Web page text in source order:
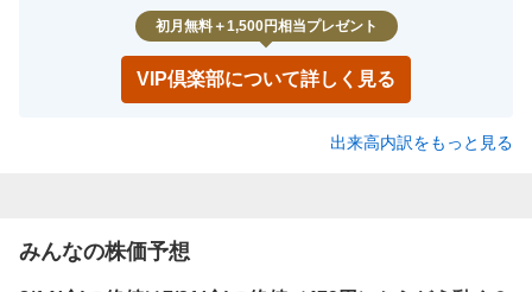
初月無料＋1,500円相当プレゼント
VIP倶楽部について詳しく見る
出来高内訳をもっと見る
みんなの株価予想